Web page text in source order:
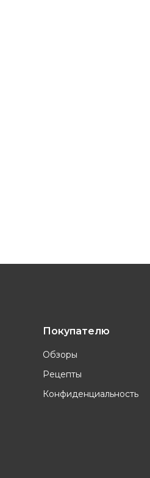
Покупателю
Обзоры
Рецепты
Конфиденциальность